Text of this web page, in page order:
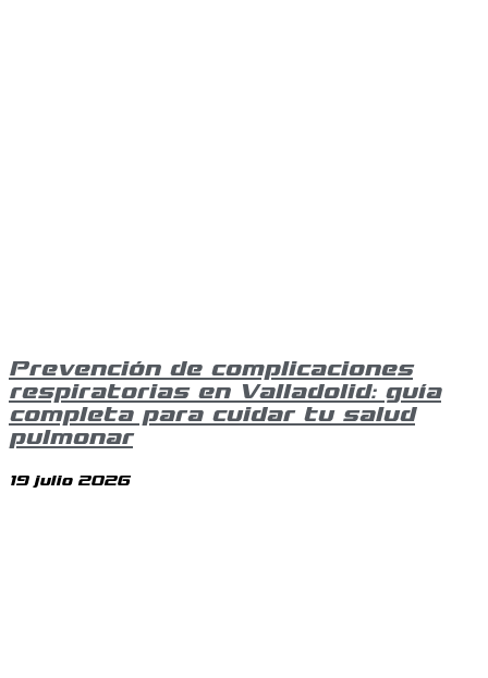
Prevención de complicaciones
respiratorias en Valladolid: guía
completa para cuidar tu salud
pulmonar
19 julio 2026